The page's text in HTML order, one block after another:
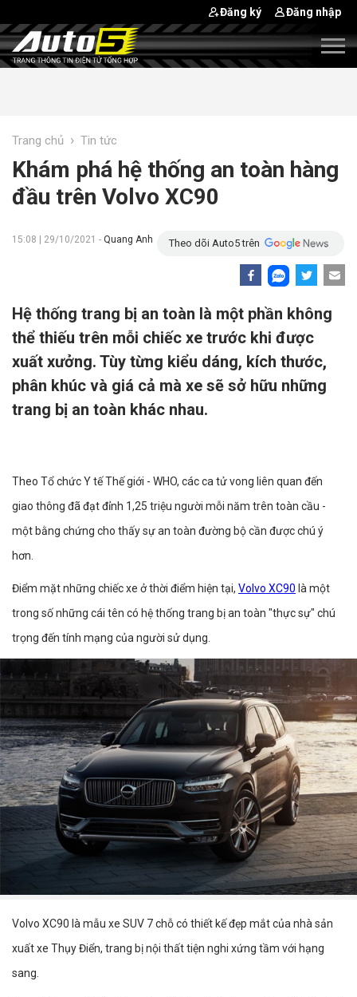
Đăng ký Đăng nhập
Trang chủ › Tin tức
Khám phá hệ thống an toàn hàng
đầu trên Volvo XC90
15:08 | 29/10/2021 - Quang Anh Theo dõi Auto5 trên
Hệ thống trang bị an toàn là một phần không
thể thiếu trên mỗi chiếc xe trước khi được
xuất xưởng. Tùy từng kiểu dáng, kích thước,
phân khúc và giá cả mà xe sẽ sở hữu những
trang bị an toàn khác nhau.
Theo Tổ chức Y tế Thế giới - WHO, các ca tử vong liên quan đến
giao thông đã đạt đỉnh 1,25 triệu người mỗi năm trên toàn cầu -
một bằng chứng cho thấy sự an toàn đường bộ cần được chú ý
hơn.
Điểm mặt những chiếc xe ở thời điểm hiện tại, Volvo XC90 là một
trong số những cái tên có hệ thống trang bị an toàn "thực sự" chú
trọng đến tính mạng của người sử dụng.
Volvo XC90 là mẫu xe SUV 7 chỗ có thiết kế đẹp mắt của nhà sản
xuất xe Thụy Điển, trang bị nội thất tiện nghi xứng tầm với hạng
sang.